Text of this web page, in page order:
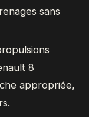
sans
8
appropriée,